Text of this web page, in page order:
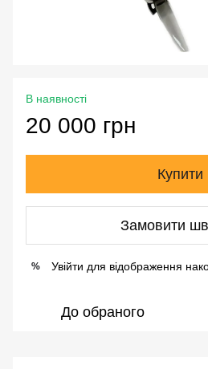
В наявності
20 000 грн
Купити
Замовити
% Увійти для відображення
До обраного